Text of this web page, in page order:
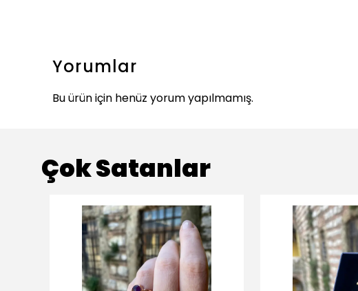
Yorumlar
Bu ürün için henüz yorum yapılmamış.
Çok Satanlar